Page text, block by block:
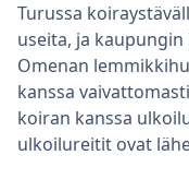
Turussa
useita, ja kaupungin
Omenan
kanssa
koiran kanssa
ulkoilureitit ovat